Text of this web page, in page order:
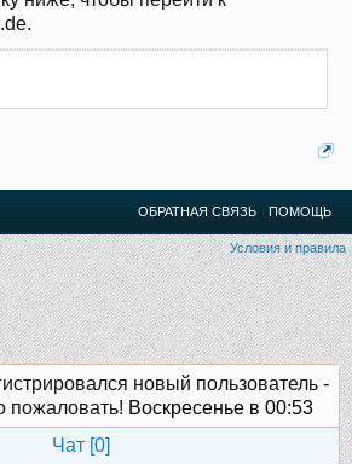
ОБРАТНАЯ СВЯЗЬ ПОМОЩЬ
Условия и правила
новый пользователь -
пожаловать! Воскресенье в 00:53
Чат [0]